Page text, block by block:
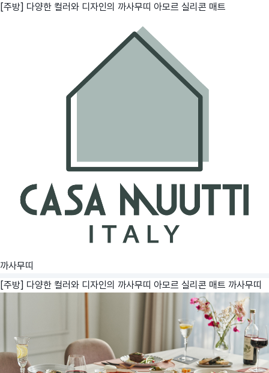
[주방] 다양한 컬러와 디자인의 까사무띠 아모르 실리콘 매트
까사무띠
[주방] 다양한 컬러와 디자인의 까사무띠 아모르 실리콘 매트 까사무띠